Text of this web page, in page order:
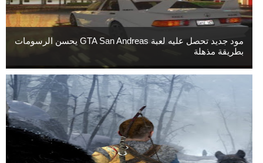
مود جديد تحصل عليه لعبة GTA San Andreas يحسن الرسومات
بطريقة مذهلة